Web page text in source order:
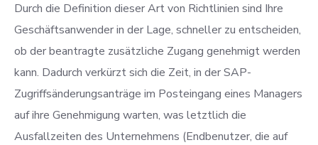
Durch die Definition dieser Art von Richtlinien sind Ihre
Geschäftsanwender in der Lage, schneller zu entscheiden,
ob der beantragte zusätzliche Zugang genehmigt werden
kann. Dadurch verkürzt sich die Zeit, in der SAP-
Zugriffsänderungsanträge im Posteingang eines Managers
auf ihre Genehmigung warten, was letztlich die
Ausfallzeiten des Unternehmens (Endbenutzer, die auf